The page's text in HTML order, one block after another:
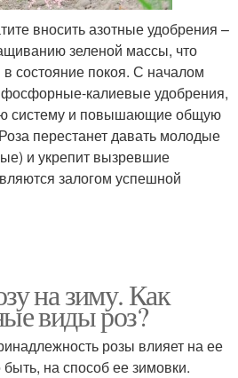
вносить азотные удобрения –
зеленой массы, что
состояние покоя. С началом
калиевые удобрения,
систему и повышающие общую
перестанет давать молодые
и укрепит вызревшие
залогом успешной
на зиму. Как
виды роз?
розы влияет на ее
быть, на способ ее зимовки.